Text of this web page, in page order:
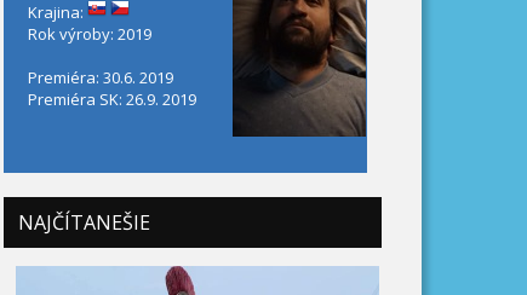
Krajina:
Rok výroby: 2019
Premiéra: 30.6. 2019
Premiéra SK: 26.9. 2019
NAJČÍTANEŠIE